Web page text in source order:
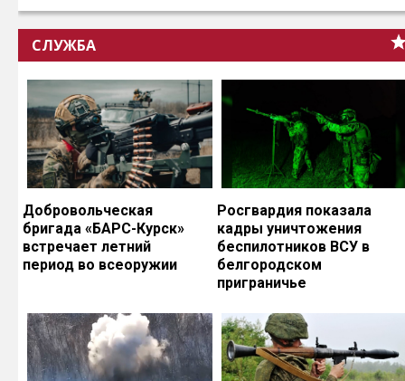
СЛУЖБА
Добровольческая
бригада «БАРС-Курск»
встречает летний
период во всеоружии
Росгвардия показала
кадры уничтожения
беспилотников ВСУ в
белгородском
приграничье